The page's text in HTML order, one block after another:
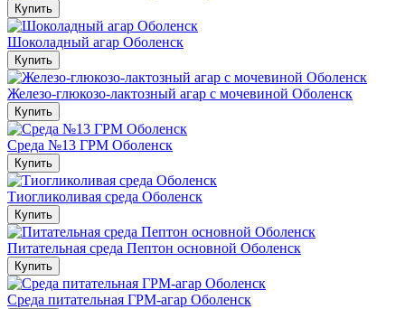
Купить
Шоколадный агар Оболенск
Купить
Железо-глюкозо-лактозный агар с мочевиной Оболенск
Купить
Среда №13 ГРМ Оболенск
Купить
Тиогликоливая среда Оболенск
Купить
Питательная среда Пептон основной Оболенск
Купить
Среда питательная ГРМ-агар Оболенск